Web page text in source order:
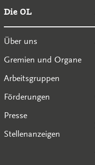
Die OL
Über uns
Gremien und Organe
Arbeitsgruppen
Förderungen
Presse
Stellenanzeigen